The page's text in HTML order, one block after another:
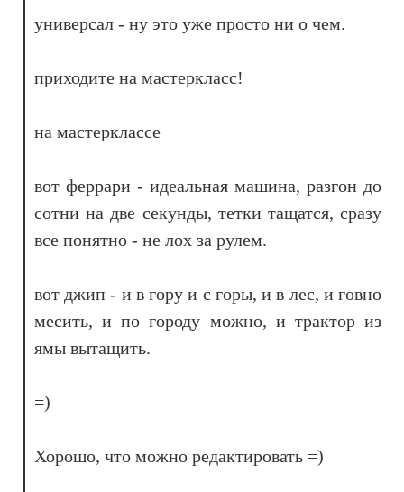
универсал - ну это уже просто ни о чем.
приходите на мастеркласс!
на мастерклассе
вот феррари - идеальная машина, разгон до
сотни на две секунды, тетки тащатся, сразу
все понятно - не лох за рулем.
вот джип - и в гору и с горы, и в лес, и говно
месить, и по городу можно, и трактор из
ямы вытащить.
=)
Хорошо, что можно редактировать =)